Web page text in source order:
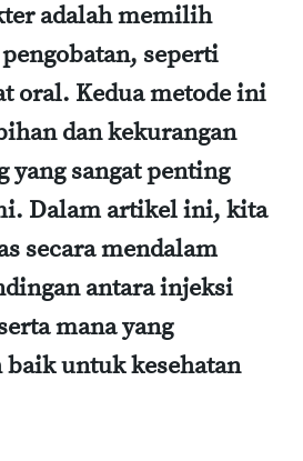
adalah memilih
seperti
oral. Kedua metode ini
dan kekurangan
yang sangat penting
Dalam artikel ini, kita
secara mendalam
antara injeksi
mana yang
untuk kesehatan